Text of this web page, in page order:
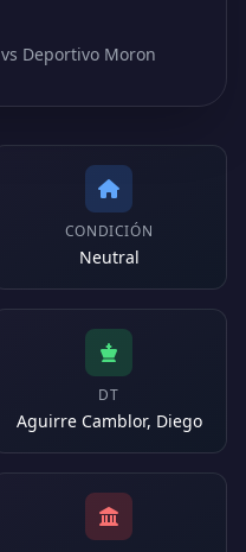
Deportivo Moron
CONDICIÓN
Neutral
DT
Aguirre Camblor, Diego